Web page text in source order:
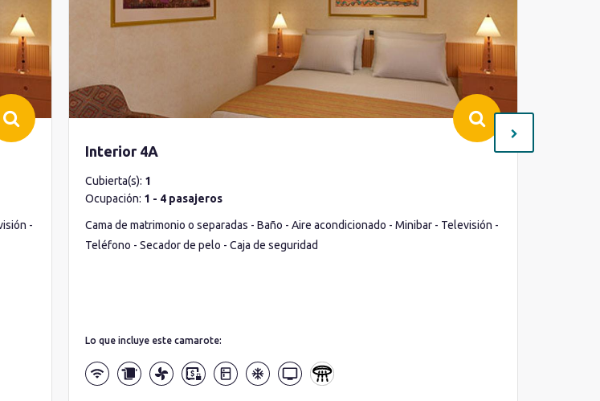
-
Interior 4A
Cubierta(s): 1
Ocupación: 1 - 4 pasajeros
Cama de matrimonio o separadas - Baño - Aire acondicionado - Minibar - Televisión -
Teléfono - Secador de pelo - Caja de seguridad
Lo que incluye este camarote: